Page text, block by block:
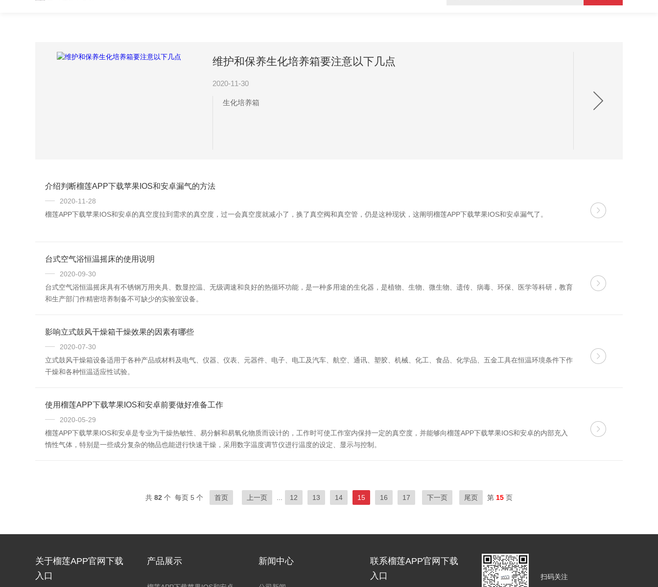
维护和保养生化培养箱要注意以下几点
2020-11-30
生化培养箱
介绍判断榴莲APP下载苹果IOS和安卓漏气的方法
2020-11-28
榴莲APP下载苹果IOS和安卓的真空度拉到需求的真空度，过一会真空度就减小了，换了真空阀和真空管，仍是这种现状，这阐明榴莲APP下载苹果IOS和安卓漏气了。
台式空气浴恒温摇床的使用说明
2020-09-30
台式空气浴恒温摇床具有不锈钢万用夹具、数显控温、无级调速和良好的热循环功能，是一种多用途的生化器，是植物、生物、微生物、遗传、病毒、环保、医学等科研，教育
和生产部门作精密培养制备不可缺少的实验室设备。
影响立式鼓风干燥箱干燥效果的因素有哪些
2020-07-30
立式鼓风干燥箱设备适用于各种产品或材料及电气、仪器、仪表、元器件、电子、电工及汽车、航空、通讯、塑胶、机械、化工、食品、化学品、五金工具在恒温环境条件下作
干燥和各种恒温适应性试验。
使用榴莲APP下载苹果IOS和安卓前要做好准备工作
2020-05-29
榴莲APP下载苹果IOS和安卓是专业为干燥热敏性、易分解和易氧化物质而设计的，工作时可使工作室内保持一定的真空度，并能够向榴莲APP下载苹果IOS和安卓的内部充入
惰性气体，特别是一些成分复杂的物品也能进行快速干燥，采用数字温度调节仪进行温度的设定、显示与控制。
共 82 个 每页 5 个 首页 上一页 12 13 14 15 16 17 下一页 尾页 第 15 页
关于榴莲APP官网下载
入口
产品展示 新闻中心
联系榴莲APP官网下载
入口
扫码关注